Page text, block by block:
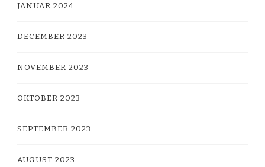
JANUAR 2024
DECEMBER 2023
NOVEMBER 2023
OKTOBER 2023
SEPTEMBER 2023
AUGUST 2023